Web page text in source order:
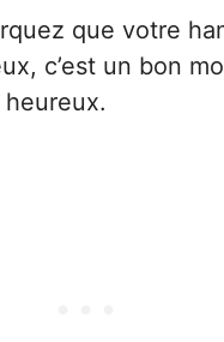
que votre
c’est un bon
heureux.